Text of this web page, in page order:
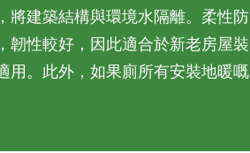
將建築結構與環境水隔離。柔性防
韌性較好，因此適合於新老房屋裝
用。此外，如果廁所有安裝地暖嘅